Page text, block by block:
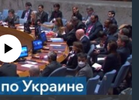
currently available